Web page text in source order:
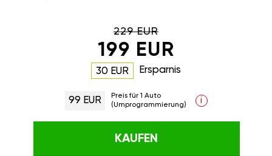
229 EUR
199 EUR
30 EUR Ersparnis
99 EUR
Preis für 1 Auto
(Umprogrammierung)
i
KAUFEN